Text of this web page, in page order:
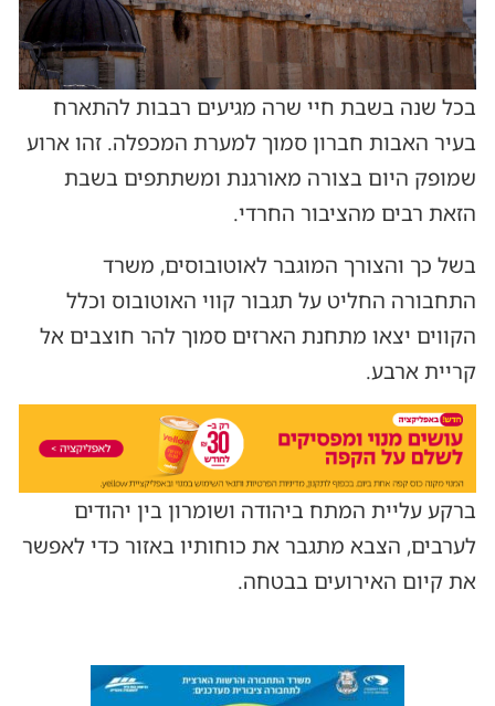
בכל שנה בשבת חיי שרה מגיעים רבבות להתארח
בעיר האבות חברון סמוך למערת המכפלה. זהו ארוע
שמופק היום בצורה מאורגנת ומשתתפים בשבת
הזאת רבים מהציבור החרדי.
בשל כך והצורך המוגבר לאוטובוסים, משרד
התחבורה החליט על תגבור קווי האוטובוס וכלל
הקווים יצאו מתחנת הארזים סמוך להר חוצבים אל
קריית ארבע.
ברקע עליית המתח ביהודה ושומרון בין יהודים
לערבים, הצבא מתגבר את כוחותיו באזור כדי לאפשר
את קיום האירועים בבטחה.